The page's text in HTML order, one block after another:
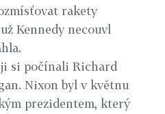
rakety
Kennedy necouvl
si počínali Richard
Nixon byl v květnu
prezidentem, který